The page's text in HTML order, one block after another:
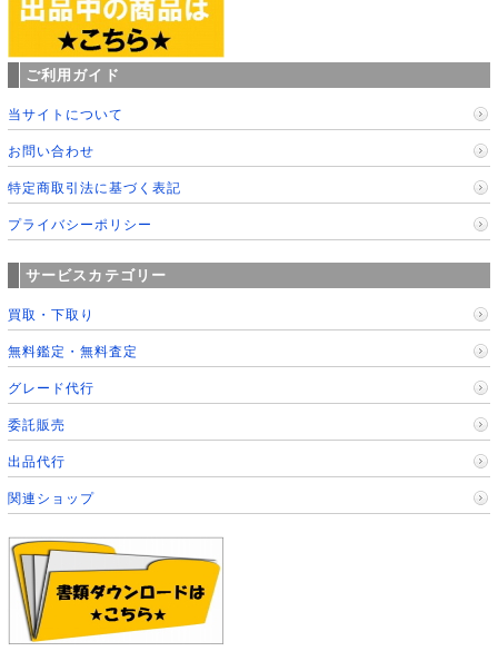
ご利用ガイド
当サイトについて
お問い合わせ
特定商取引法に基づく表記
プライバシーポリシー
サービスカテゴリー
買取・下取り
無料鑑定・無料査定
グレード代行
委託販売
出品代行
関連ショップ